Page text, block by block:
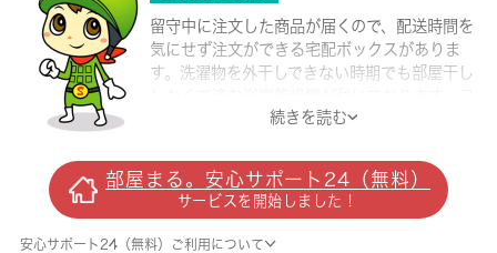
留守中に注文した商品が届くので、配送時間を
気にせず注文ができる宅配ボックスがありま
す。洗濯物を外干しできない時期でも部屋干し
リーレント1ヶ月有効。バストイレ別のマンシ
適な暮らしには、キッチンは欠かせませんよ
ね。千葉市中央区エリアで生活を始める予定な
ら、千葉近くのお住まいを探してみませんか。
その際は是非 城南コミュニティをご利用下さ
続きを読む
部屋まる。安心サポート24（無料）
サービスを開始しました！
安心サポート24（無料）ご利用について